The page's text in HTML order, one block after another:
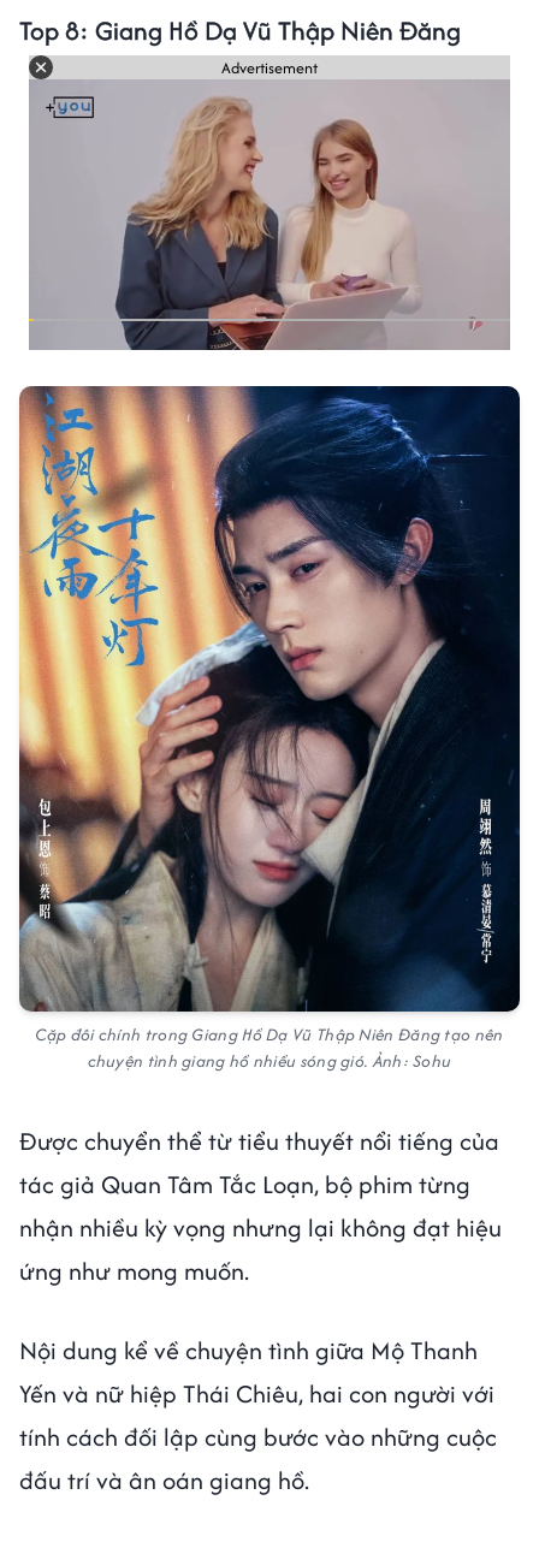
Top 8: Giang Hồ Dạ Vũ Thập Niên Đăng
Advertisement
Cặp đôi chính trong Giang Hồ Dạ Vũ Thập Niên Đăng tạo nên
chuyện tình giang hồ nhiều sóng gió. Ảnh: Sohu
Được chuyển thể từ tiểu thuyết nổi tiếng của
tác giả Quan Tâm Tắc Loạn, bộ phim từng
nhận nhiều kỳ vọng nhưng lại không đạt hiệu
ứng như mong muốn.
Nội dung kể về chuyện tình giữa Mộ Thanh
Yến và nữ hiệp Thái Chiêu, hai con người với
tính cách đối lập cùng bước vào những cuộc
đấu trí và ân oán giang hồ.